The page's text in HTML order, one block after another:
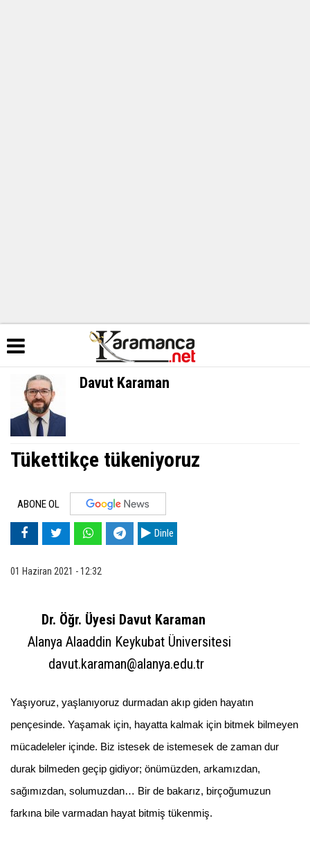
Davut Karaman
Tükettikçe tükeniyoruz
ABONE OL
Dinle
01 Haziran 2021 - 12:32
Dr. Öğr. Üyesi Davut Karaman
Alanya Alaaddin Keykubat Üniversitesi
davut.karaman@alanya.edu.tr
Yaşıyoruz, yaşlanıyoruz durmadan akıp giden hayatın
pençesinde. Yaşamak için, hayatta kalmak için bitmek bilmeyen
mücadeleler içinde. Biz istesek de istemesek de zaman dur
durak bilmeden geçip gidiyor; önümüzden, arkamızdan,
sağımızdan, solumuzdan… Bir de bakarız, birçoğumuzun
farkına bile varmadan hayat bitmiş tükenmiş.